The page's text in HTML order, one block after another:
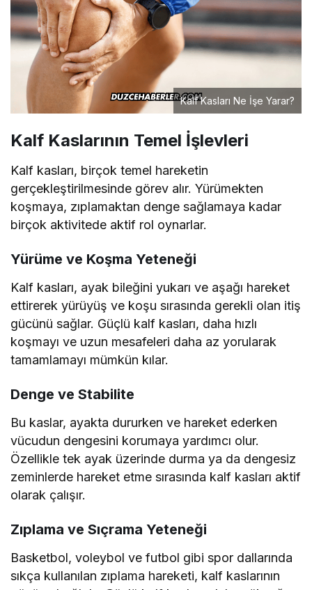
Kalf Kasları Ne İşe Yarar?
Kalf Kaslarının Temel İşlevleri
Kalf kasları, birçok temel hareketin
gerçekleştirilmesinde görev alır. Yürümekten
koşmaya, zıplamaktan denge sağlamaya kadar
birçok aktivitede aktif rol oynarlar.
Yürüme ve Koşma Yeteneği
Kalf kasları, ayak bileğini yukarı ve aşağı hareket
ettirerek yürüyüş ve koşu sırasında gerekli olan itiş
gücünü sağlar. Güçlü kalf kasları, daha hızlı
koşmayı ve uzun mesafeleri daha az yorularak
tamamlamayı mümkün kılar.
Denge ve Stabilite
Bu kaslar, ayakta dururken ve hareket ederken
vücudun dengesini korumaya yardımcı olur.
Özellikle tek ayak üzerinde durma ya da dengesiz
zeminlerde hareket etme sırasında kalf kasları aktif
olarak çalışır.
Zıplama ve Sıçrama Yeteneği
Basketbol, voleybol ve futbol gibi spor dallarında
sıkça kullanılan zıplama hareketi, kalf kaslarının